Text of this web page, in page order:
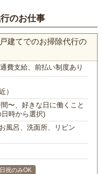
のお仕事
建てでのお掃除代行の
通費支給、前払い制度あり
）
〜、好きな日に働くこと
時から選択)
風呂、洗面所、リビン
祝のみOK